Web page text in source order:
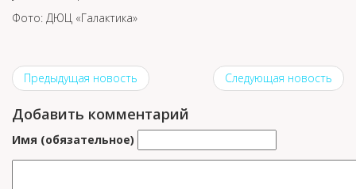
Фото: ДЮЦ «Галактика»
Предыдущая новость Следующая новость
Добавить комментарий
Имя (обязательное)